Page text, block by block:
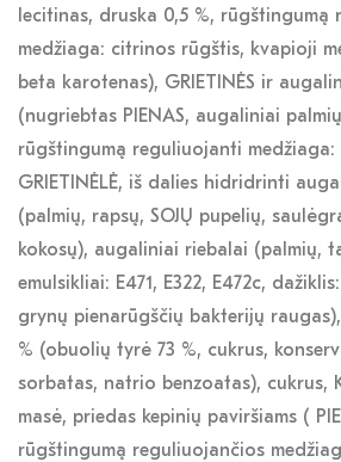
lecitinas, druska 0,5 %, rūgštingumą
medžiaga: citrinos rūgštis, kvapioji
beta karotenas), GRIETINĖS ir
(nugriebtas PIENAS, augaliniai
rūgštingumą reguliuojanti
GRIETINĖLĖ, iš dalies hidridrinti
(palmių, rapsų, SOJŲ pupelių,
kokosų), augaliniai riebalai (palmių,
emulsikliai: E471, E322, E472c,
grynų pienarūgščių bakterijų
% (obuolių tyrė 73 %, cukrus,
sorbatas, natrio benzoatas), cukrus,
masė, priedas kepinių paviršiams (
rūgštingumą reguliuojančios